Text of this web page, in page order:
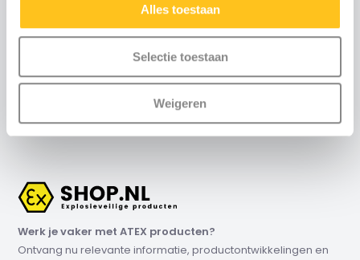
Alles toestaan
Selectie toestaan
Weigeren
Maandag t/m vrijdag:
8:30 uur tot 17:00 uur (telefonisch)
+31 (0)115-700502
info@exshop.nl
Werk je vaker met ATEX producten?
Ontvang nu relevante informatie, productontwikkelingen en